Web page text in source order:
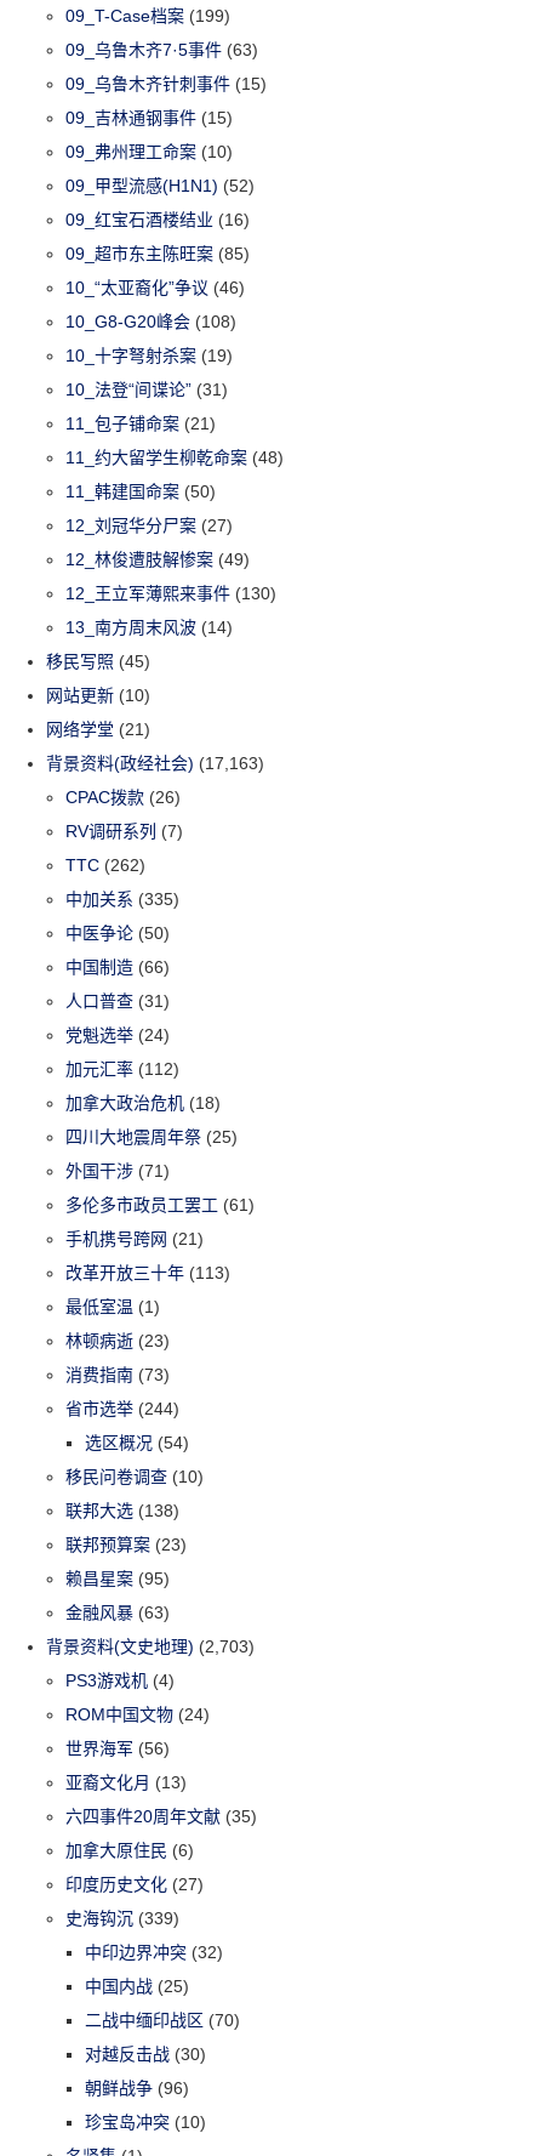
09_T-Case档案 (199)
09_乌鲁木齐7·5事件 (63)
09_乌鲁木齐针刺事件 (15)
09_吉林通钢事件 (15)
09_弗州理工命案 (10)
09_甲型流感(H1N1) (52)
09_红宝石酒楼结业 (16)
09_超市东主陈旺案 (85)
10_“太亚裔化”争议 (46)
10_G8-G20峰会 (108)
10_十字弩射杀案 (19)
10_法登“间谍论” (31)
11_包子铺命案 (21)
11_约大留学生柳乾命案 (48)
11_韩建国命案 (50)
12_刘冠华分尸案 (27)
12_林俊遭肢解惨案 (49)
12_王立军薄熙来事件 (130)
13_南方周末风波 (14)
移民写照 (45)
网站更新 (10)
网络学堂 (21)
背景资料(政经社会) (17,163)
CPAC拨款 (26)
RV调研系列 (7)
TTC (262)
中加关系 (335)
中医争论 (50)
中国制造 (66)
人口普查 (31)
党魁选举 (24)
加元汇率 (112)
加拿大政治危机 (18)
四川大地震周年祭 (25)
外国干涉 (71)
多伦多市政员工罢工 (61)
手机携号跨网 (21)
改革开放三十年 (113)
最低室温 (1)
林顿病逝 (23)
消费指南 (73)
省市选举 (244)
选区概况 (54)
移民问卷调查 (10)
联邦大选 (138)
联邦预算案 (23)
赖昌星案 (95)
金融风暴 (63)
背景资料(文史地理) (2,703)
PS3游戏机 (4)
ROM中国文物 (24)
世界海军 (56)
亚裔文化月 (13)
六四事件20周年文献 (35)
加拿大原住民 (6)
印度历史文化 (27)
史海钩沉 (339)
中印边界冲突 (32)
中国内战 (25)
二战中缅印战区 (70)
对越反击战 (30)
朝鲜战争 (96)
珍宝岛冲突 (10)